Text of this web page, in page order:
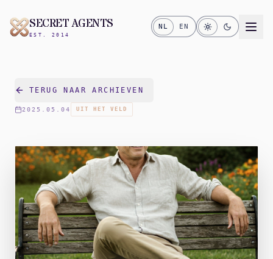
SECRET AGENTS
EST. 2014
NL EN
TERUG NAAR ARCHIEVEN
2025.05.04 UIT HET VELD